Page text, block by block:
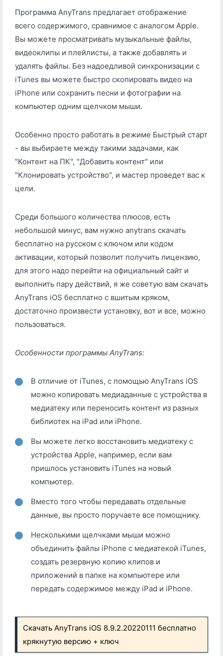
Программа AnyTrans предлагает отображение
всего содержимого, сравнимое с аналогом Apple.
Вы можете просматривать музыкальные файлы,
видеоклипы и плейлисты, а также добавлять и
удалять файлы. Без надоедливой синхронизации с
iTunes вы можете быстро скопировать видео на
iPhone или сохранить песни и фотографии на
компьютер одним щелчком мыши.
Особенно просто работать в режиме Быстрый старт
- вы выбираете между такими задачами, как
"Контент на ПК", "Добавить контент" или
"Клонировать устройство", и мастер проведет вас к
цели.
Среди большого количества плюсов, есть
небольшой минус, вам нужно anytrans скачать
бесплатно на русском с ключом или кодом
активации, который позволит получить лицензию,
для этого надо перейти на официальный сайт и
выполнить пару действий, я же советую вам скачать
AnyTrans iOS бесплатно с вшитым кряком,
достаточно произвести установку, вот и все, можно
пользоваться.
Особенности программы AnyTrans:
В отличие от iTunes, с помощью AnyTrans iOS
можно копировать медиаданные с устройства в
медиатеку или переносить контент из разных
библиотек на iPad или iPhone.
Вы можете легко восстановить медиатеку с
устройства Apple, например, если вам
пришлось установить iTunes на новый
компьютер.
Вместо того чтобы передавать отдельные
данные, вы просто поручаете все помощнику.
Несколькими щелчками мыши можно
объединить файлы iPhone с медиатекой iTunes,
создать резервную копию клипов и
приложений в папке на компьютере или
передать содержимое между iPad и iPhone.
Скачать AnyTrans iOS 8.9.2.20220111 бесплатно
крякнутую версию + ключ